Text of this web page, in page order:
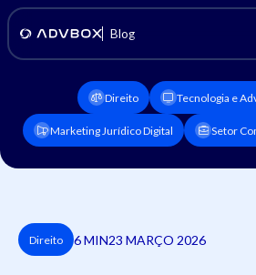
Blog
Direito Tecnologia e
Marketing Jurídico Digital Setor
Direito 6 MIN23 MARÇO 2026